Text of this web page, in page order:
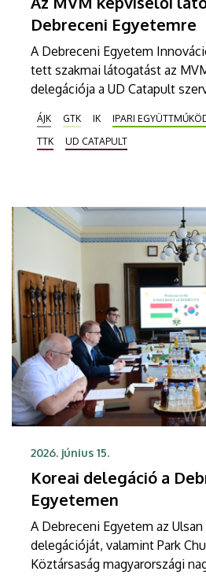
Debreceni Egyetemre
A Debreceni Egyetem
tett szakmai látogatást az
delegációja a UD Catapult
program célja az volt, hogy a
áttekintsék az egyetem
kompetenciáit, valamint
ÁJK GTK IK IPARI
TTK
UD CATAPULT
2026. június 15.
Koreai delegáció a
Egyetemen
A Debreceni Egyetem az
delegációját, valamint Park
Köztársaság magyarországi